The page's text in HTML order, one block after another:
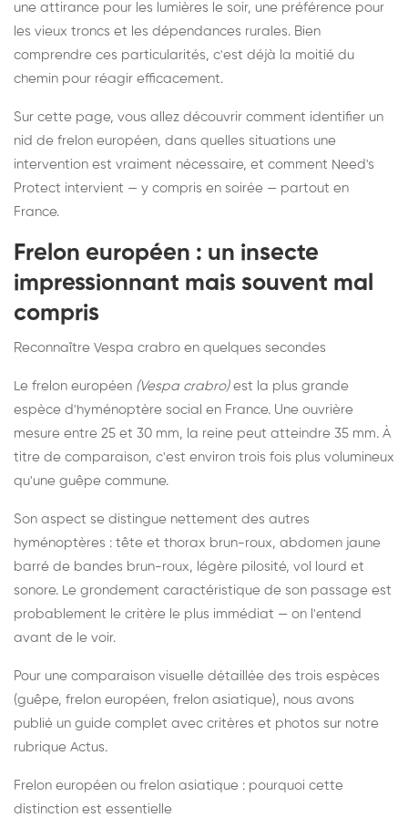
une attirance pour les lumières le soir, une préférence pour
les vieux troncs et les dépendances rurales. Bien
comprendre ces particularités, c'est déjà la moitié du
chemin pour réagir efficacement.
Sur cette page, vous allez découvrir comment identifier un
nid de frelon européen, dans quelles situations une
intervention est vraiment nécessaire, et comment Need's
Protect intervient — y compris en soirée — partout en
France.
Frelon européen : un insecte
impressionnant mais souvent mal
compris
Reconnaître Vespa crabro en quelques secondes
Le frelon européen (Vespa crabro)est la plus grande
espèce d'hyménoptère social en France. Une ouvrière
mesure entre 25 et 30 mm, la reine peut atteindre 35 mm. À
titre de comparaison, c'est environ trois fois plus volumineux
qu'une guêpe commune.
Son aspect se distingue nettement des autres
hyménoptères : tête et thorax brun-roux, abdomen jaune
barré de bandes brun-roux, légère pilosité, vol lourd et
sonore. Le grondement caractéristique de son passage est
probablement le critère le plus immédiat — on l'entend
avant de le voir.
Pour une comparaison visuelle détaillée des trois espèces
(guêpe, frelon européen, frelon asiatique), nous avons
publié un guide complet avec critères et photos sur notre
rubrique Actus.
Frelon européen ou frelon asiatique : pourquoi cette
distinction est essentielle